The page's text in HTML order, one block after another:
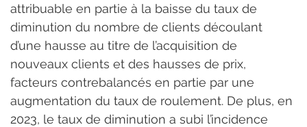
attribuable en partie à la baisse du taux de
diminution du nombre de clients découlant
d’une hausse au titre de l’acquisition de
nouveaux clients et des hausses de prix,
facteurs contrebalancés en partie par une
augmentation du taux de roulement. De plus, en
2023, le taux de diminution a subi l’incidence